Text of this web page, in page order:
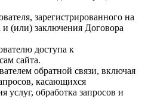
зарегистрированного на
и (или) заключения Договора
доступа к
сайта.
обратной связи, включая
касающихся
услуг, обработка запросов и